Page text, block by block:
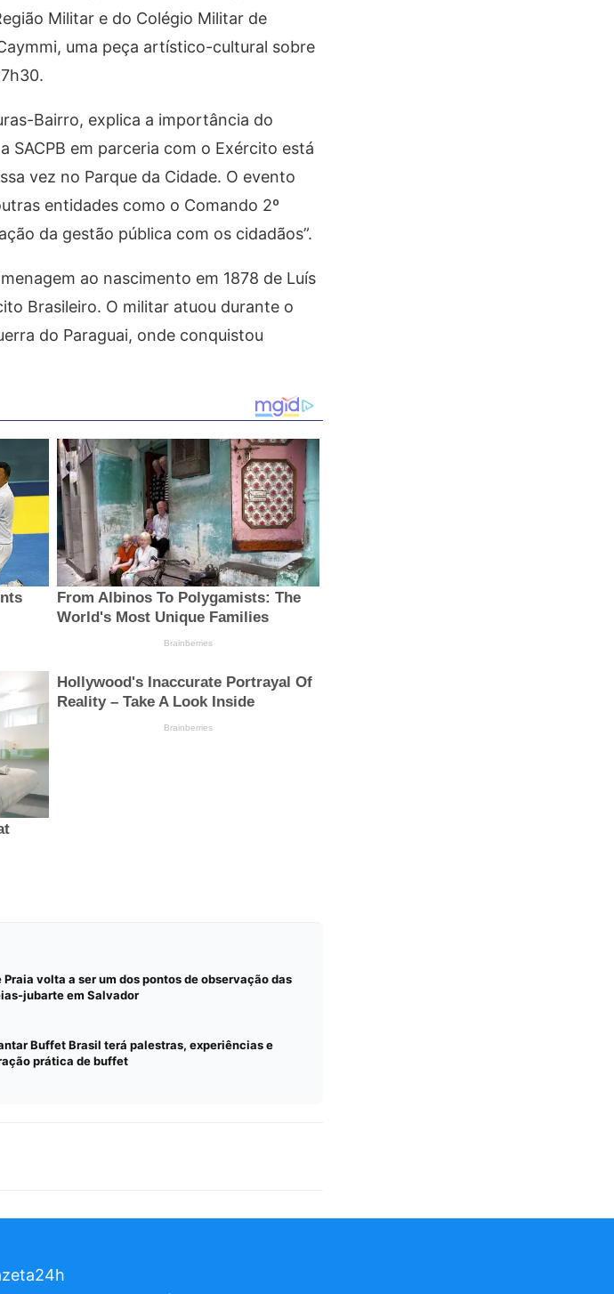
Militar e do Colégio Militar de
uma peça artístico-cultural sobre
Bairro, explica a importância do
SACPB em parceria com o Exército está
vez no Parque da Cidade. O evento
entidades como o Comando 2º
da gestão pública com os cidadãos”.
ao nascimento em 1878 de Luís
Brasileiro. O militar atuou durante o
do Paraguai, onde conquistou
Praia volta a ser um dos pontos de observação das
jubarte em Salvador
Buffet Brasil terá palestras, experiências e
prática de buffet